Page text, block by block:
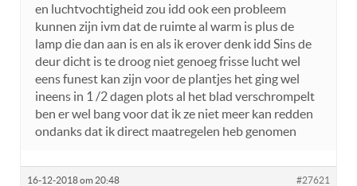
en luchtvochtigheid zou idd ook een probleem
kunnen zijn ivm dat de ruimte al warm is plus de
lamp die dan aan is en als ik erover denk idd Sins de
deur dicht is te droog niet genoeg frisse lucht wel
eens funest kan zijn voor de plantjes het ging wel
ineens in 1 /2 dagen plots al het blad verschrompelt
ben er wel bang voor dat ik ze niet meer kan redden
ondanks dat ik direct maatregelen heb genomen
16-12-2018 om 20:48 #27621